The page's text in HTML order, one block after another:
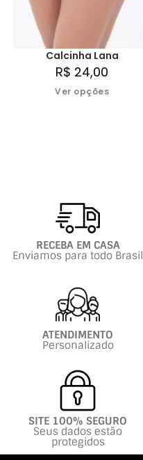
Calcinha Lana
R$ 24,00
Ver opções
RECEBA EM CASA
Enviamos para todo Brasil
ATENDIMENTO
Personalizado
SITE 100% SEGURO
Seus dados estão
protegidos